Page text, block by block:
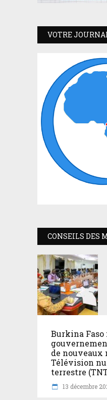
VOTRE
CONSEILS DES
Burkina Faso
de
Télévision
terrestre
13 décembre